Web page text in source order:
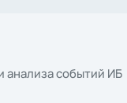
анализа событий ИБ